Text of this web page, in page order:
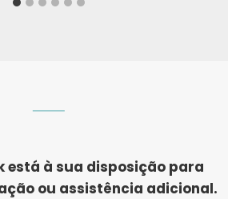
está à sua disposição para
ou assistência adicional.